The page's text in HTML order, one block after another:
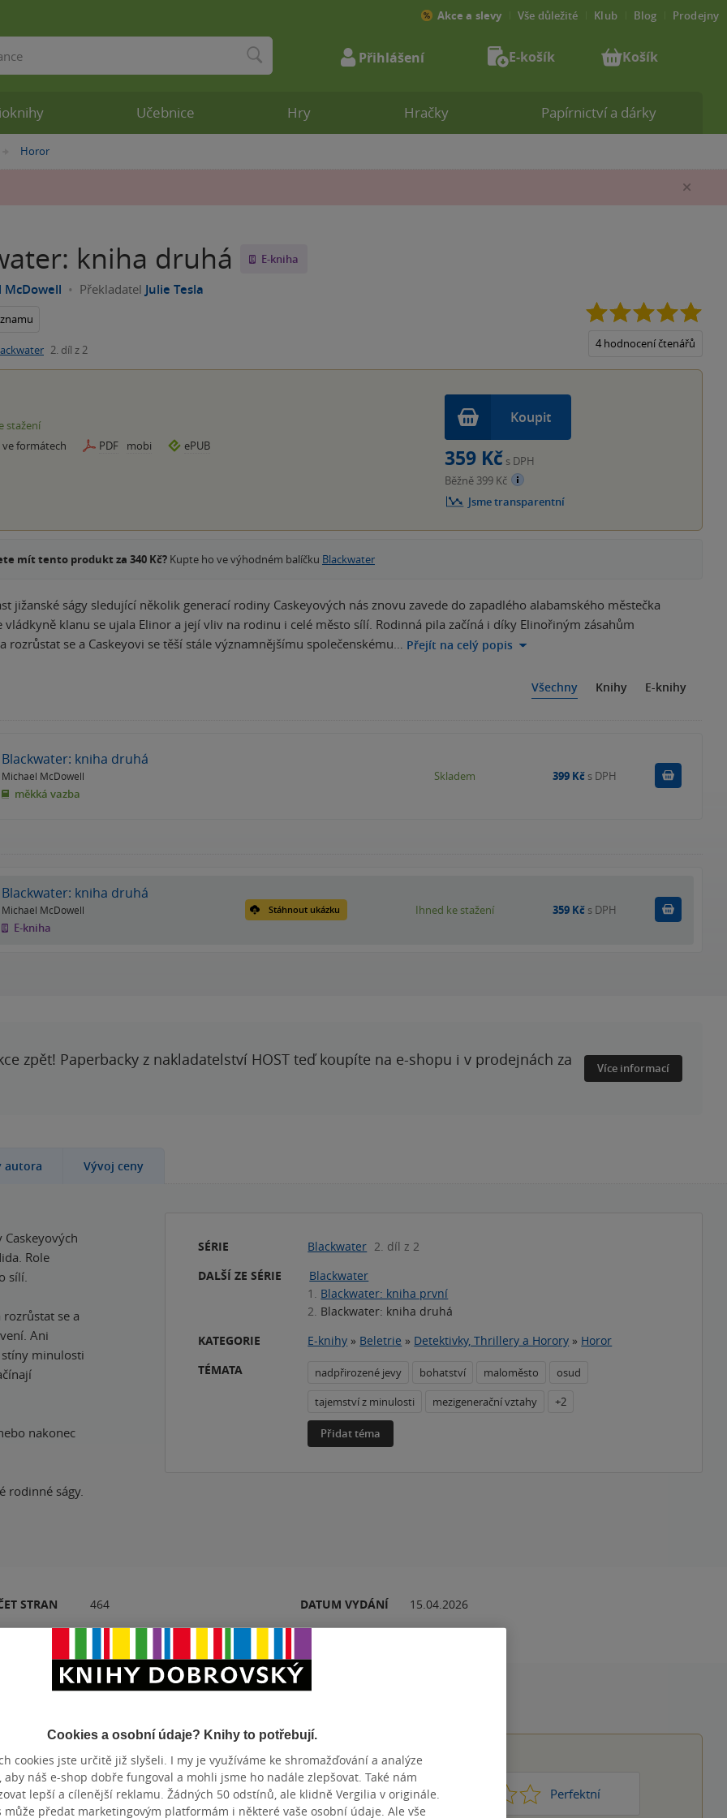
»Horor
kniha druhá E-kniha
McDowell Překladatel Julie Tesla
2. díl z 2 4 hodnocení čtenářů
stažení
ve formátech
PDF mobi ePUB
Koupit
359 Kč s DPH
Běžně 399 Kč
Jsme transparentní
mít tento produkt za 340 Kč? Kupte ho ve výhodném balíčku Blackwater
jižanské ságy sledující několik generací rodiny Caskeyových nás znovu zavede do zapadlého alabamského městečka
vládkyně klanu se ujala Elinor a její vliv na rodinu i celé město sílí. Rodinná pila začíná i díky Elinořiným zásahům
rozrůstat se a Caskeyovi se těší stále významnějšímu společenskému… Přejít na celý popis
Všechny Knihy E-knihy
Blackwater: kniha druhá
Michael McDowell
měkká vazba
Skladem 399 Kč s DPH
Blackwater: kniha druhá
Michael McDowell
E-kniha
Stáhnout ukázku Ihned ke stažení 359 Kč s DPH Koupit
zpět! Paperbacky z nakladatelství HOST teď koupíte na e-shopu i v prodejnách za
Více informací
autora Vývoj ceny
Role
sílí.
se a
Ani
minulosti
nakonec
rodinné ságy.
SÉRIE Blackwater 2. díl z 2
DALŠÍ ZE SÉRIE
Blackwater
1. Blackwater: kniha první
2. Blackwater: kniha druhá
KATEGORIE
E-knihy » Beletrie » Detektivky, Thrillery a Horory » Horor
TÉMATA
nadpřirozené jevy bohatství maloměsto
osud
tajemství z minulosti
mezigenerační vztahy +2
Přidat téma
STRAN 464 DATUM VYDÁNÍ 15.04.2026
PŘIDEJTE SVÉ HODNOCENÍ PRODUKTU
Hodnocení našich knihkupců: 0.0 z 5 Nic moc 1 Perfektní
Učebnice Hry Hračky Papírnictví a dárky
Akce a slevy Vše důležité Klub Blog Prodejny
Přihlášení E-košík Košík
Cookies a osobní údaje? Knihy to potřebují.
cookies jste určitě již slyšeli. I my je využíváme ke shromažďování a analýze
aby náš e-shop dobře fungoval a mohli jsme ho nadále zlepšovat. Také nám
lepší a cílenější reklamu. Žádných 50 odstínů, ale klidně Vergilia v originále.
může předat marketingovým platformám i některé vaše osobní údaje. Ale vše